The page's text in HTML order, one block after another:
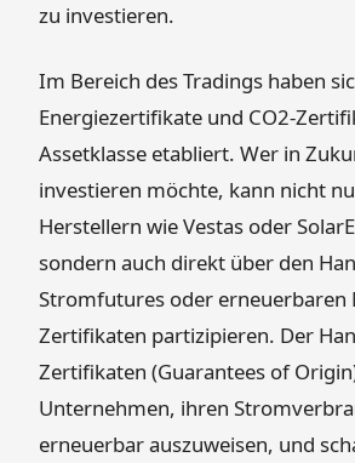
zu investieren.
Im Bereich des Tradings haben
Energiezertifikate und CO2-
Assetklasse etabliert. Wer in
investieren möchte, kann nicht
Herstellern wie Vestas oder
sondern auch direkt über den
Stromfutures oder erneuerbaren
Zertifikaten partizipieren. Der
Zertifikaten (Guarantees of
Unternehmen, ihren
erneuerbar auszuweisen, und